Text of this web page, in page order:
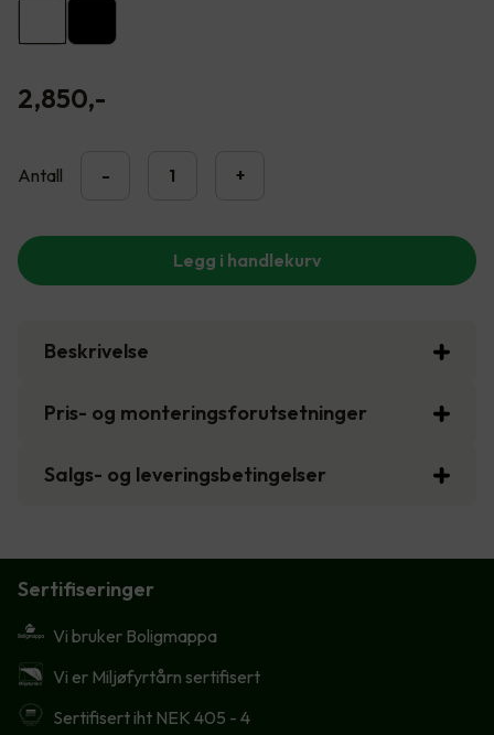
2,850,-
Antall - +
Legg i handlekurv
Beskrivelse
Pris- og monteringsforutsetninger
Salgs- og leveringsbetingelser
Sertifiseringer
Vi bruker Boligmappa
Vi er Miljøfyrtårn sertifisert
Sertifisert iht NEK 405 - 4